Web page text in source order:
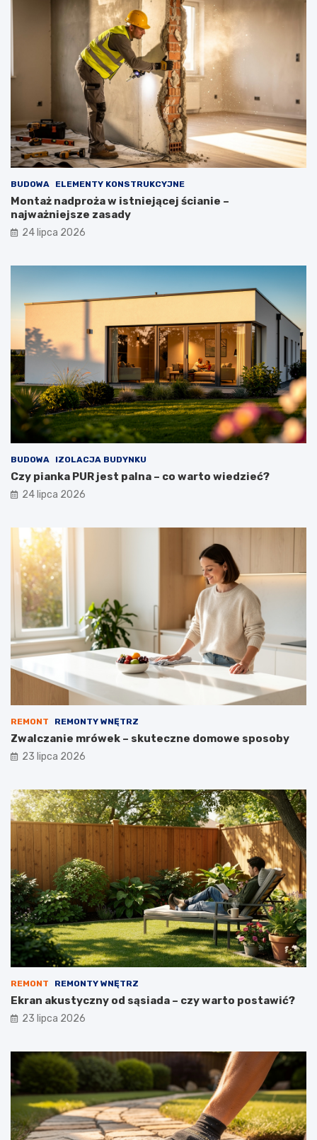
BUDOWA ELEMENTY KONSTRUKCYJNE
Montaż nadproża w istniejącej ścianie –
najważniejsze zasady
24 lipca 2026
BUDOWA IZOLACJA BUDYNKU
Czy pianka PUR jest palna – co warto wiedzieć?
24 lipca 2026
REMONT REMONTY WNĘTRZ
Zwalczanie mrówek – skuteczne domowe sposoby
23 lipca 2026
REMONT REMONTY WNĘTRZ
Ekran akustyczny od sąsiada – czy warto postawić?
23 lipca 2026